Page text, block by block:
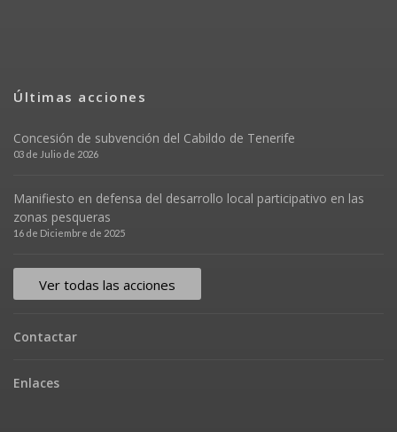
Últimas acciones
Concesión de subvención del Cabildo de Tenerife
03 de Julio de 2026
Manifiesto en defensa del desarrollo local participativo en las
zonas pesqueras
16 de Diciembre de 2025
Ver todas las acciones
Contactar
Enlaces